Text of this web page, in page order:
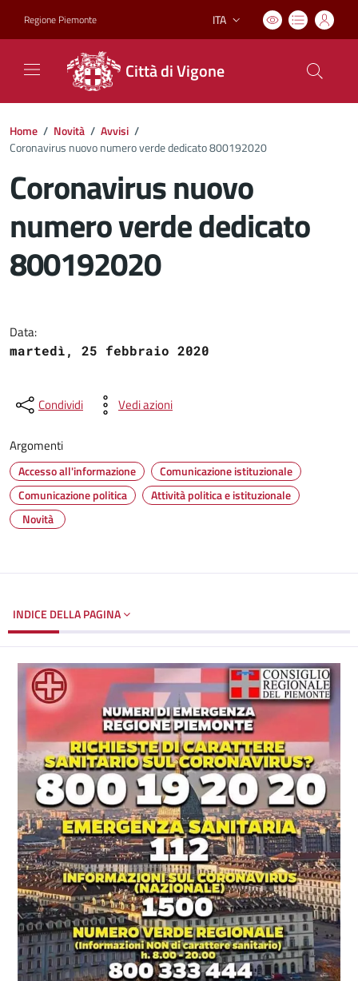
Regione Piemonte Lingua attiva:
ITA
Città di Vigone
Home / Novità / Avvisi /
Coronavirus nuovo numero verde dedicato 800192020
Coronavirus nuovo
numero verde dedicato
800192020
Data:
martedì, 25 febbraio 2020
Condividi Vedi azioni
Argomenti
Accesso all'informazione
Comunicazione istituzionale
Comunicazione politica
Attività politica e istituzionale
Novità
INDICE DELLA PAGINA